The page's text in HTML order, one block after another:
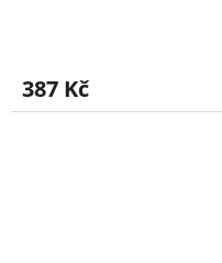
387 Kč